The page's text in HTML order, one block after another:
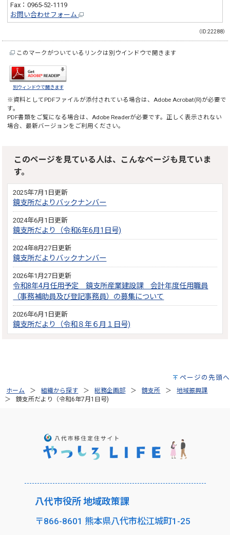
Fax：0965-52-1119
お問い合わせフォーム
（ID:22288）
このマークがついているリンクは別ウインドウで開きます
別ウィンドウで開きます
※資料としてPDFファイルが添付されている場合は、 Adobe Acrobat(R)が必要で
す。
PDF書類をご覧になる場合は、 Adobe Readerが必要です。正しく表示されない
場合、最新バージョンをご利用ください。
このページを見ている人は、こんなページも見ていま
す。
2025年7月1日更新
鏡支所だよりバックナンバー
2024年6月1日更新
鏡支所だより（令和6年6月1日号)
2024年8月27日更新
鏡支所だよりバックナンバー
2026年1月27日更新
令和8年4月任用予定 鏡支所産業建設課 会計年度任用職員
（事務補助員及び登記事務員）の募集について
2026年6月1日更新
鏡支所だより（令和８年６月１日号)
ページの先頭へ
ホーム 組織から探す 総務企画部 鏡支所
地域振興課
鏡支所だより（令和6年7月1日号)
八代市役所 地域政策課
〒866-8601 熊本県八代市松江城町1-25